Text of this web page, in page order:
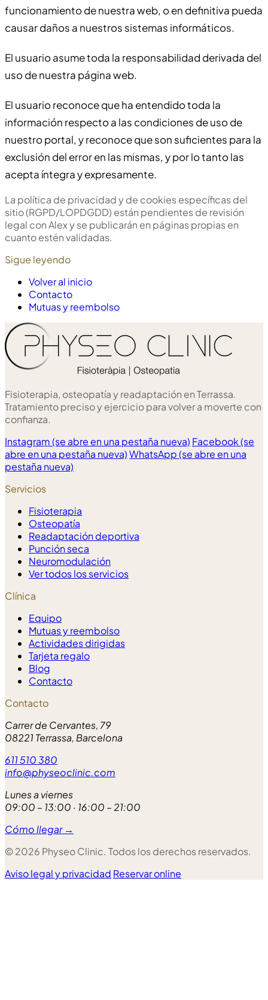
funcionamiento de nuestra web, o en definitiva pueda
causar daños a nuestros sistemas informáticos.
El usuario asume toda la responsabilidad derivada del
uso de nuestra página web.
El usuario reconoce que ha entendido toda la
información respecto a las condiciones de uso de
nuestro portal, y reconoce que son suficientes para la
exclusión del error en las mismas, y por lo tanto las
acepta íntegra y expresamente.
La política de privacidad y de cookies específicas del
sitio (RGPD/LOPDGDD) están pendientes de revisión
legal con Alex y se publicarán en páginas propias en
cuanto estén validadas.
Sigue leyendo
Volver al inicio
Contacto
Mutuas y reembolso
Fisioterapia, osteopatía y readaptación en Terrassa.
Tratamiento preciso y ejercicio para volver a moverte con
confianza.
Instagram(se abre en una pestaña nueva) Facebook(se
abre en una pestaña nueva)WhatsApp(se abre en una
pestaña nueva)
Servicios
Fisioterapia
Osteopatía
Readaptación deportiva
Punción seca
Neuromodulación
Ver todos los servicios
Clínica
Equipo
Mutuas y reembolso
Actividades dirigidas
Tarjeta regalo
Blog
Contacto
Contacto
Carrer de Cervantes, 79
08221 Terrassa, Barcelona
611 510 380
info@physeoclinic.com
Lunes a viernes
09:00 – 13:00 · 16:00 – 21:00
Cómo llegar →
© 2026 Physeo Clinic. Todos los derechos reservados.
Aviso legal y privacidad Reservar online